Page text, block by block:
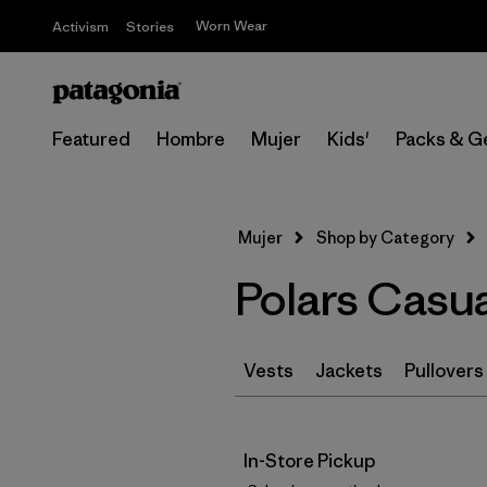
Activism Stories Worn Wear
Featured Hombre Mujer Kids' Packs &
Mujer Shop by Category
Polars
Vests Jackets Pullovers
In-Store Pickup